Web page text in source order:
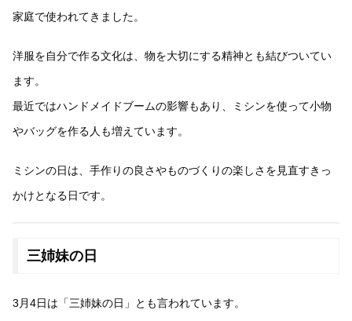
家庭で使われてきました。
洋服を自分で作る文化は、物を大切にする精神とも結びついてい
ます。
最近ではハンドメイドブームの影響もあり、ミシンを使って小物
やバッグを作る人も増えています。
ミシンの日は、手作りの良さやものづくりの楽しさを見直すきっ
かけとなる日です。
三姉妹の日
3月4日は「三姉妹の日」とも言われています。